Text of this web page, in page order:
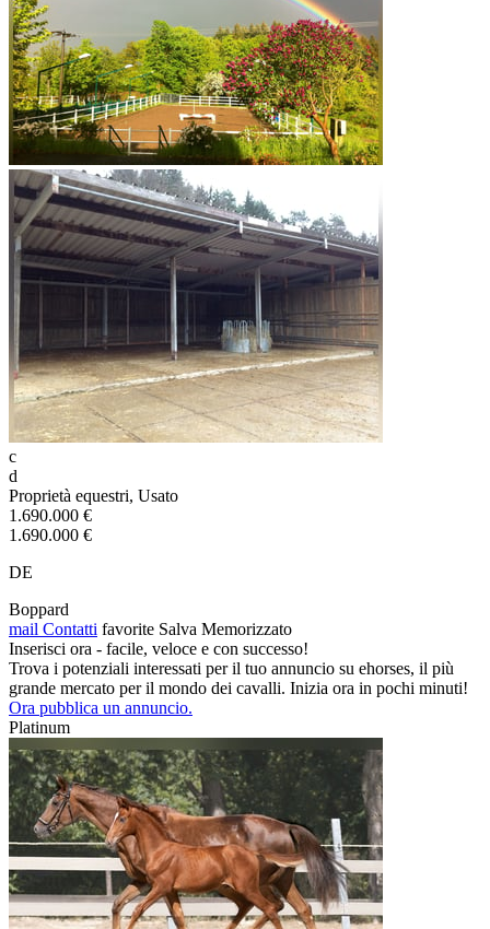
c
d
Proprietà equestri, Usato
1.690.000 €
1.690.000 €
DE
Boppard
mail Contatti favorite Salva Memorizzato
Inserisci ora - facile, veloce e con successo!
Trova i potenziali interessati per il tuo annuncio su ehorses, il più
grande mercato per il mondo dei cavalli. Inizia ora in pochi minuti!
Ora pubblica un annuncio.
Platinum